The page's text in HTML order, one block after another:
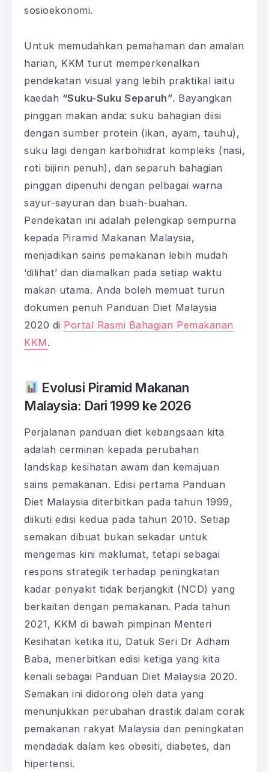
sosioekonomi.
Untuk memudahkan pemahaman dan amalan
harian, KKM turut memperkenalkan
pendekatan visual yang lebih praktikal iaitu
kaedah “Suku-Suku Separuh”. Bayangkan
pinggan makan anda: suku bahagian diisi
dengan sumber protein (ikan, ayam, tauhu),
suku lagi dengan karbohidrat kompleks (nasi,
roti bijirin penuh), dan separuh bahagian
pinggan dipenuhi dengan pelbagai warna
sayur-sayuran dan buah-buahan.
Pendekatan ini adalah pelengkap sempurna
kepada Piramid Makanan Malaysia,
menjadikan sains pemakanan lebih mudah
‘dilihat’ dan diamalkan pada setiap waktu
makan utama. Anda boleh memuat turun
dokumen penuh Panduan Diet Malaysia
2020 di Portal Rasmi Bahagian Pemakanan
KKM .
Evolusi Piramid Makanan
Malaysia: Dari 1999 ke 2026
Perjalanan panduan diet kebangsaan kita
adalah cerminan kepada perubahan
landskap kesihatan awam dan kemajuan
sains pemakanan. Edisi pertama Panduan
Diet Malaysia diterbitkan pada tahun 1999,
diikuti edisi kedua pada tahun 2010. Setiap
semakan dibuat bukan sekadar untuk
mengemas kini maklumat, tetapi sebagai
respons strategik terhadap peningkatan
kadar penyakit tidak berjangkit (NCD) yang
berkaitan dengan pemakanan. Pada tahun
2021, KKM di bawah pimpinan Menteri
Kesihatan ketika itu, Datuk Seri Dr Adham
Baba, menerbitkan edisi ketiga yang kita
kenali sebagai Panduan Diet Malaysia 2020.
Semakan ini didorong oleh data yang
menunjukkan perubahan drastik dalam corak
pemakanan rakyat Malaysia dan peningkatan
mendadak dalam kes obesiti, diabetes, dan
hipertensi.